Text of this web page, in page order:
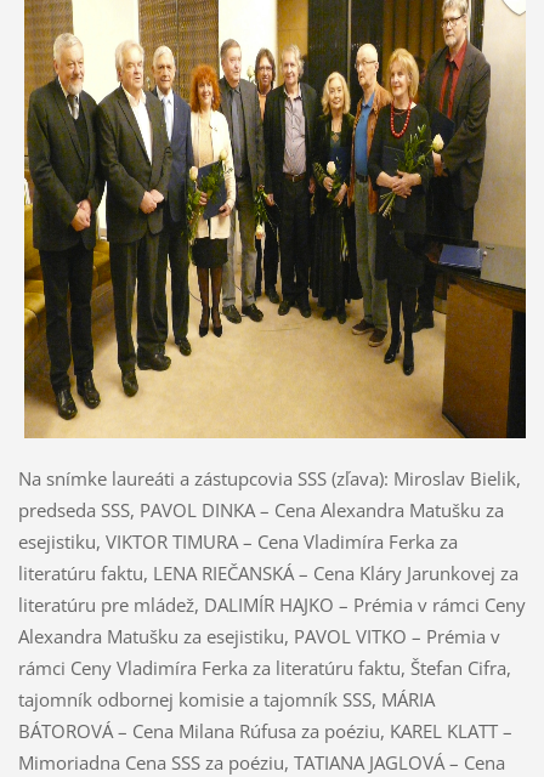
Na snímke laureáti a zástupcovia SSS (zľava): Miroslav Bielik,
predseda SSS, PAVOL DINKA – Cena Alexandra Matušku za
esejistiku, VIKTOR TIMURA – Cena Vladimíra Ferka za
literatúru faktu, LENA RIEČANSKÁ – Cena Kláry Jarunkovej za
literatúru pre mládež, DALIMÍR HAJKO – Prémia v rámci Ceny
Alexandra Matušku za esejistiku, PAVOL VITKO – Prémia v
rámci Ceny Vladimíra Ferka za literatúru faktu, Štefan Cifra,
tajomník odbornej komisie a tajomník SSS, MÁRIA
BÁTOROVÁ – Cena Milana Rúfusa za poéziu, KAREL KLATT –
Mimoriadna Cena SSS za poéziu, TATIANA JAGLOVÁ – Cena